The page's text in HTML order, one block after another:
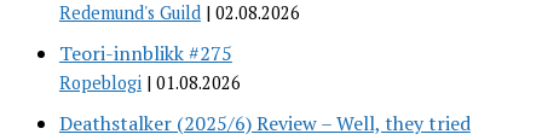
Redemund's Guild 02.08.2026
Teori-innblikk #275
Ropeblogi 01.08.2026
Deathstalker (2025/6) Review – Well, they tried